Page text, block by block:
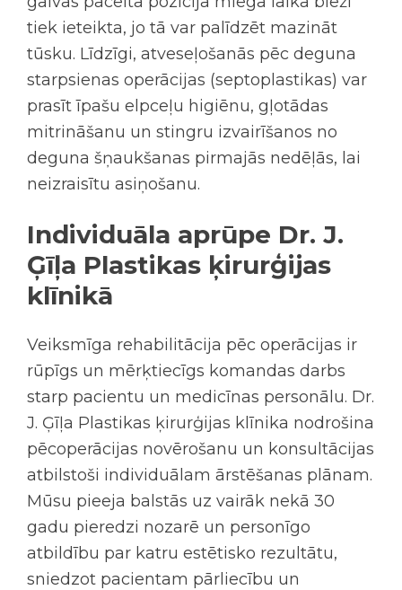
tiek ieteikta, jo tā var palīdzēt mazināt
tūsku. Līdzīgi, atveseļošanās pēc deguna
starpsienas operācijas (septoplastikas) var
prasīt īpašu elpceļu higiēnu, gļotādas
mitrināšanu un stingru izvairīšanos no
deguna šņaukšanas pirmajās nedēļās, lai
neizraisītu asiņošanu.
Individuāla aprūpe Dr. J.
Ģīļa Plastikas ķirurģijas
klīnikā
Veiksmīga rehabilitācija pēc operācijas ir
rūpīgs un mērķtiecīgs komandas darbs
starp pacientu un medicīnas personālu. Dr.
J. Ģīļa Plastikas ķirurģijas klīnika nodrošina
pēcoperācijas novērošanu un konsultācijas
atbilstoši individuālam ārstēšanas plānam.
Mūsu pieeja balstās uz vairāk nekā 30
gadu pieredzi nozarē un personīgo
atbildību par katru estētisko rezultātu,
sniedzot pacientam pārliecību un